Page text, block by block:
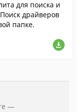
для поиска и
драйверов
папке.
—